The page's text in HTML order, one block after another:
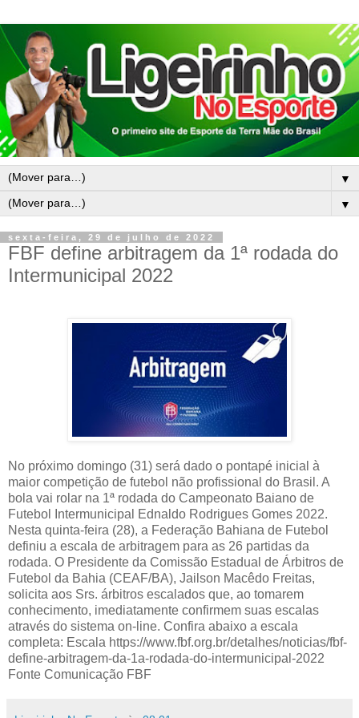
▼
▼
sexta-feira, 29 de julho de 2022
FBF define arbitragem da 1ª rodada do
Intermunicipal 2022
No próximo domingo (31) será dado o pontapé inicial à
maior competição de futebol não profissional do Brasil. A
bola vai rolar na 1ª rodada do Campeonato Baiano de
Futebol Intermunicipal Ednaldo Rodrigues Gomes 2022.
Nesta quinta-feira (28), a Federação Bahiana de Futebol
definiu a escala de arbitragem para as 26 partidas da
rodada. O Presidente da Comissão Estadual de Árbitros de
Futebol da Bahia (CEAF/BA), Jailson Macêdo Freitas,
solicita aos Srs. árbitros escalados que, ao tomarem
conhecimento, imediatamente confirmem suas escalas
através do sistema on-line. Confira abaixo a escala
completa: Escala https://www.fbf.org.br/detalhes/noticias/fbf-
define-arbitragem-da-1a-rodada-do-intermunicipal-2022
Fonte Comunicação FBF